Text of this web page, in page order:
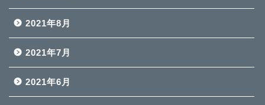
2021年8月
2021年7月
2021年6月